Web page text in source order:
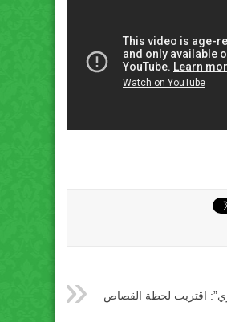
اقتربت لحظة القصاص